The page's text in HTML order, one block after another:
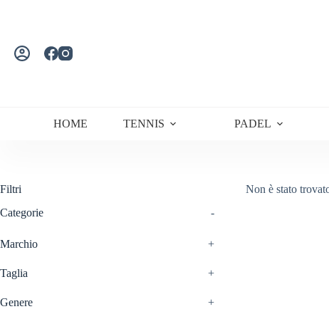
HOME TENNIS PADEL
Non è stato
Filtri
Categorie
-
Marchio +
Taglia +
Genere +